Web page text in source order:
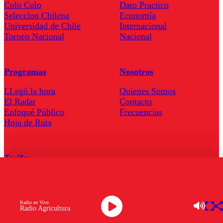
Radio Agricultura
Radio en Vivo
Colo Colo
Seleccion Chilena
Universidad de Chile
Torneo Nacional
Dato Practico
Economía
Internacional
Nacional
Programas
LLegó la hora
El Radar
Enfoqué Público
Hoja de Ruta
Nosotros
Quienes Somos
Contacto
Frecuencias
Tarifas